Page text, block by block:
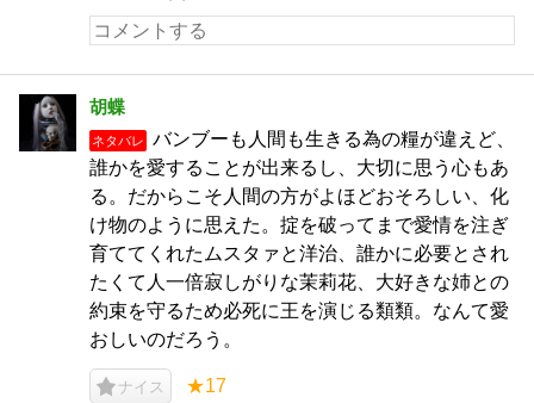
胡蝶
ネタバレ
バンブーも人間も生きる為の糧が違えど、
誰かを愛することが出来るし、大切に思う心もあ
る。だからこそ人間の方がよほどおそろしい、化
け物のように思えた。掟を破ってまで愛情を注ぎ
育ててくれたムスタァと洋治、誰かに必要とされ
たくて人一倍寂しがりな茉莉花、大好きな姉との
約束を守るため必死に王を演じる類類。なんて愛
おしいのだろう。
ナイス ★17